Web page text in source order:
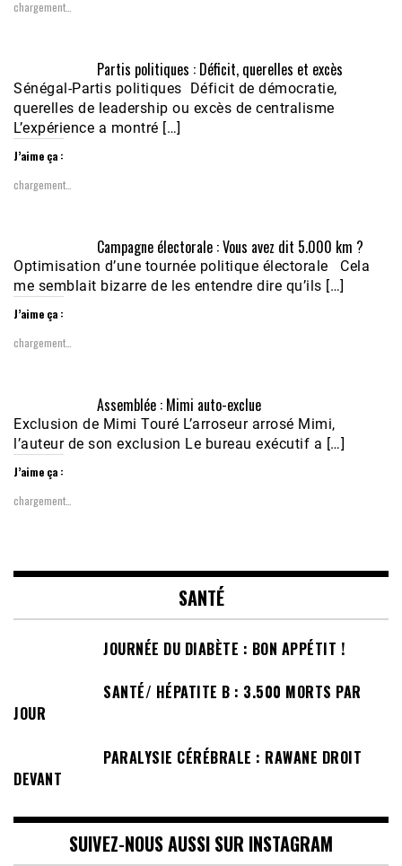
chargement…
Partis politiques : Déficit, querelles et excès
Sénégal-Partis politiques Déficit de démocratie,
querelles de leadership ou excès de centralisme
L’expérience a montré […]
J’aime ça :
chargement…
Campagne électorale : Vous avez dit 5.000 km ?
Optimisation d’une tournée politique électorale Cela
me semblait bizarre de les entendre dire qu’ils […]
J’aime ça :
chargement…
Assemblée : Mimi auto-exclue
Exclusion de Mimi Touré L’arroseur arrosé Mimi,
l’auteur de son exclusion Le bureau exécutif a […]
J’aime ça :
chargement…
SANTÉ
JOURNÉE DU DIABÈTE : BON APPÉTIT !
SANTÉ/ HÉPATITE B : 3.500 MORTS PAR
JOUR
PARALYSIE CÉRÉBRALE : RAWANE DROIT
DEVANT
SUIVEZ-NOUS AUSSI SUR INSTAGRAM